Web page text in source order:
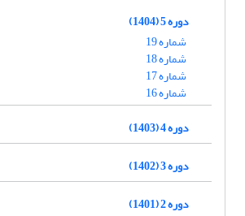
دوره 5 (1404)
شماره 19
شماره 18
شماره 17
شماره 16
دوره 4 (1403)
دوره 3 (1402)
دوره 2 (1401)